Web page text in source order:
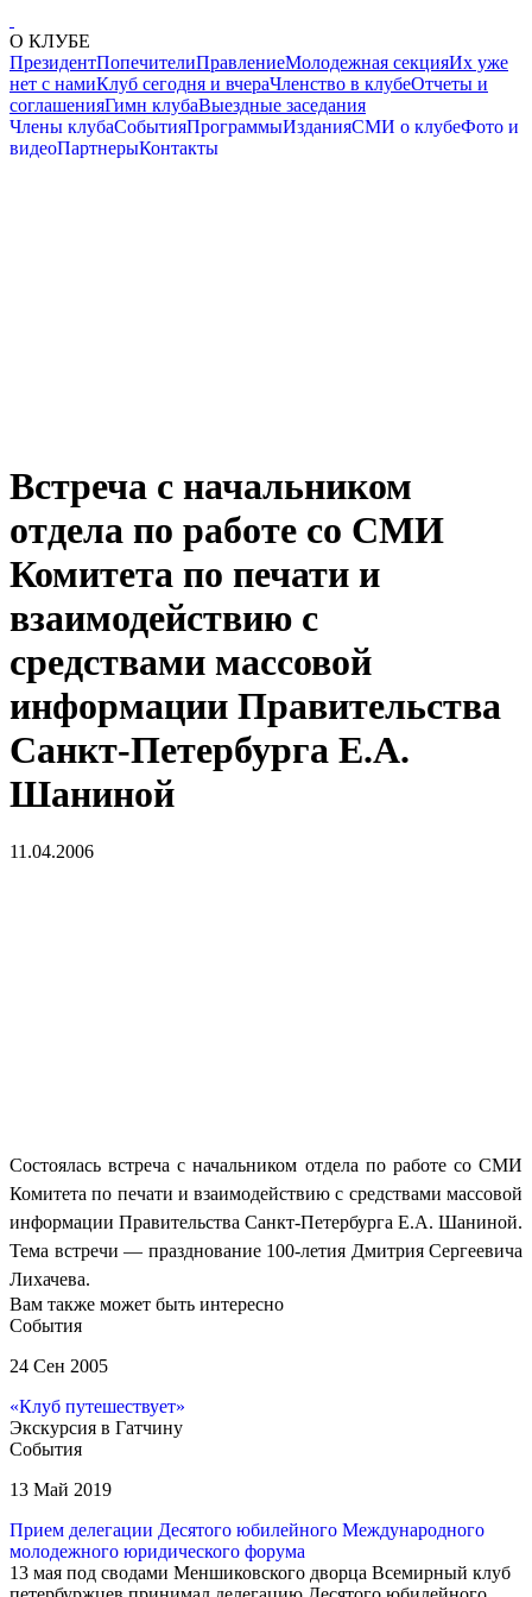
О КЛУБЕ
ПрезидентПопечителиПравлениеМолодежная секцияИх уже
нет с намиКлуб сегодня и вчераЧленство в клубеОтчеты и
соглашенияГимн клубаВыездные заседания
Члены клубаСобытияПрограммыИзданияСМИ о клубеФото и
видеоПартнерыКонтакты
Встреча с начальником
отдела по работе со СМИ
Комитета по печати и
взаимодействию с
средствами массовой
информации Правительства
Санкт-Петербурга Е.А.
Шаниной
11.04.2006
Состоялась встречас начальником отдела по работе со СМИ
Комитета по печати и взаимодействию с средствами массовой
информации Правительства Санкт-Петербурга Е.А. Шаниной.
Тема встречи — празднование 100-летия Дмитрия Сергеевича
Лихачева.
Вам также может быть интересно
События
24 Сен 2005
«Клуб путешествует»
Экскурсия в Гатчину
События
13 Май 2019
Прием делегации Десятого юбилейного Международного
молодежного юридического форума
13 мая под сводами Меншиковского дворца Всемирный клуб